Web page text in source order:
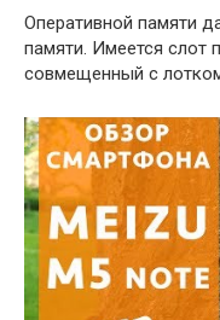
Оперативной памяти
памяти. Имеется слот
совмещенный с